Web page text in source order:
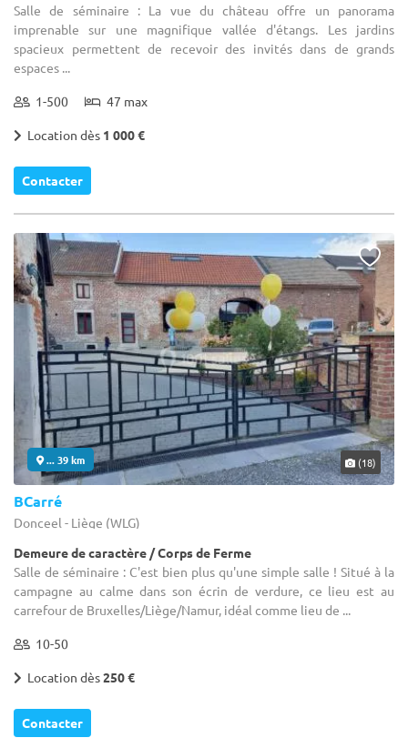
Salle de séminaire : La vue du château offre un panorama
imprenable sur une magnifique vallée d'étangs. Les jardins
spacieux permettent de recevoir des invités dans de grands
espaces ...
1-500 47 max
Location dès 1 000 €
Contacter
... 39 km (18)
BCarré
Donceel - Liège (WLG)
Demeure de caractère / Corps de Ferme
Salle de séminaire : C'est bien plus qu'une simple salle ! Situé à la
campagne au calme dans son écrin de verdure, ce lieu est au
carrefour de Bruxelles/Liège/Namur, idéal comme lieu de ...
10-50
Location dès250 €
Contacter